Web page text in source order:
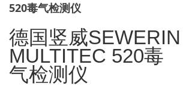
520毒气检测仪
德国竖威SEWERIN
MULTITEC 520毒
气检测仪